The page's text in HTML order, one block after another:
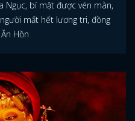
Ngục, bí mật được vén màn,
mất hết lương tri, đồng
Hồn